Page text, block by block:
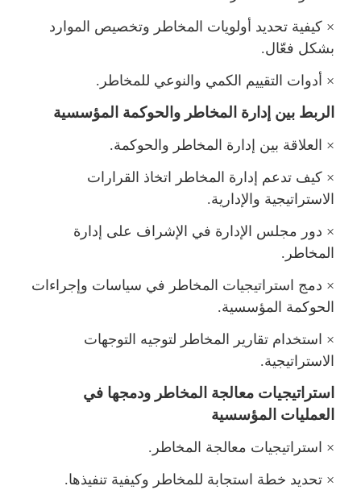
× كيفية تحديد أولويات المخاطر وتخصيص الموارد
بشكل فعّال.
× أدوات التقييم الكمي والنوعي للمخاطر.
الربط بين إدارة المخاطر والحوكمة المؤسسية
× العلاقة بين إدارة المخاطر والحوكمة.
× كيف تدعم إدارة المخاطر اتخاذ القرارات
الاستراتيجية والإدارية.
× دور مجلس الإدارة في الإشراف على إدارة
المخاطر.
× دمج استراتيجيات المخاطر في سياسات وإجراءات
الحوكمة المؤسسية.
× استخدام تقارير المخاطر لتوجيه التوجهات
الاستراتيجية.
استراتيجيات معالجة المخاطر ودمجها في
العمليات المؤسسية
× استراتيجيات معالجة المخاطر.
× تحديد خطة استجابة للمخاطر وكيفية تنفيذها.